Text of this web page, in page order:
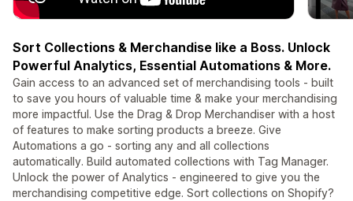
Sort Collections & Merchandise like a Boss. Unlock
Powerful Analytics, Essential Automations & More.
Gain access to an advanced set of merchandising tools - built
to save you hours of valuable time & make your merchandising
more impactful. Use the Drag & Drop Merchandiser with a host
of features to make sorting products a breeze. Give
Automations a go - sorting any and all collections
automatically. Build automated collections with Tag Manager.
Unlock the power of Analytics - engineered to give you the
merchandising competitive edge. Sort collections on Shopify?